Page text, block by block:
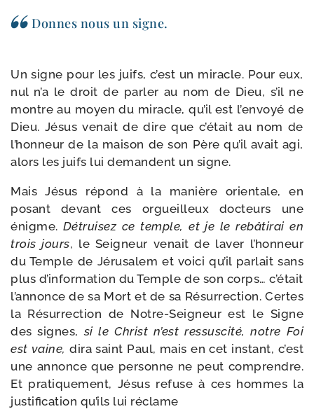
Donnes nous un signe.
Un signe pour les juifs, c’est un miracle. Pour eux,
nul n’a le droit de par­ler au nom de Dieu, s’il ne
montre au moyen du miracle, qu’il est l’envoyé de
Dieu. Jésus venait de dire que c’était au nom de
l’honneur de la mai­son de son Père qu’il avait agi,
alors les juifs lui demandent un signe.
Mais Jésus répond à la manière orien­tale, en
posant devant ces orgueilleux doc­teurs une
énigme. Détruisez ce temple, et je le rebâ­ti­rai en
trois jours, le Seigneur venait de laver l’honneur
du Temple de Jérusalem et voi­ci qu’il par­lait sans
plus d’information du Temple de son corps… c’était
l’annonce de sa Mort et de sa Résurrection. Certes
la Résurrection de Notre-​Seigneur est le Signe
des signes,si le Christ n’est res­sus­ci­té, notre Foi
est vaine, dira saint Paul, mais en cet ins­tant, c’est
une annonce que per­sonne ne peut com­prendre.
Et pra­ti­que­ment, Jésus refuse à ces hommes la
jus­ti­fi­ca­tion qu’ils lui réclame